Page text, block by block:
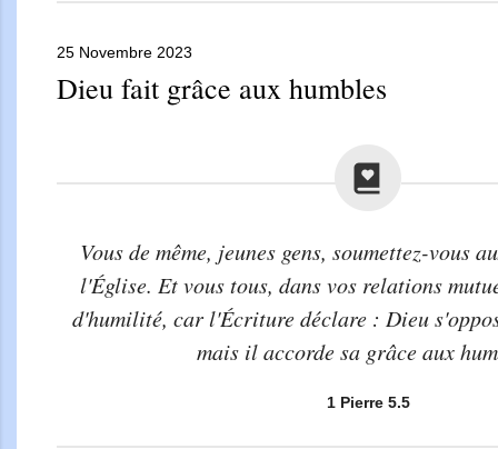
25 Novembre 2023
Dieu fait grâce aux humbles
Vous de même, jeunes gens, soumettez-vous
l'Église. Et vous tous, dans vos relations
d'humilité, car l'Écriture déclare : Dieu
mais il accorde sa grâce aux
1 Pierre 5.5